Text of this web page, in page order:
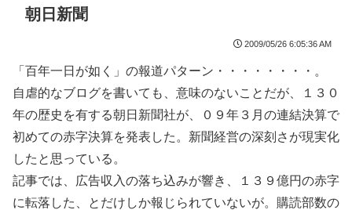
朝日新聞
2009/05/26 6:05:36 AM
「百年一日が如く」の報道パターン・・・・・・・・。
自虐的なブログを書いても、意味のないことだが、１３０
年の歴史を有する朝日新聞社が、０９年３月の連結決算で
初めての赤字決算を発表した。新聞経営の深刻さが現実化
したと思っている。
記事では、広告収入の落ち込みが響き、１３９億円の赤字
に転落した、とだけしか報じられていないが。購読部数の